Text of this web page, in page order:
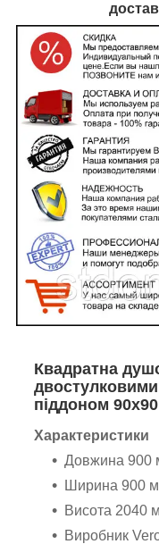
Квадратна
піддоном
Характеристики
Довжина 900
Ширина 900
Висота 2040
Виробник